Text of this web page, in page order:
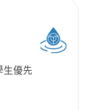
生優先